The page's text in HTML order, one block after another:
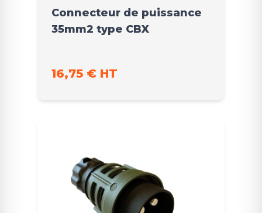
Connecteur de puissance
35mm2 type CBX
16,75 € HT